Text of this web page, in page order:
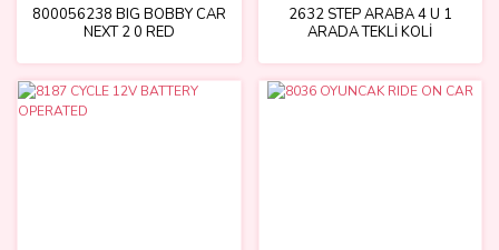
800056238 BIG BOBBY CAR
NEXT 2 0 RED
2632 STEP ARABA 4 U 1
ARADA TEKLİ KOLİ